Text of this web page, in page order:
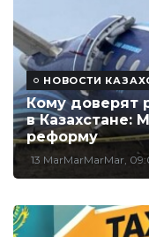
НОВОСТИ
Кому доверят
в Казахстане:
реформу
13 MarMarMarMar,